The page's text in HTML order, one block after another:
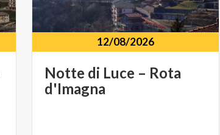
12/08/2026
Notte di Luce – Rota
d'Imagna